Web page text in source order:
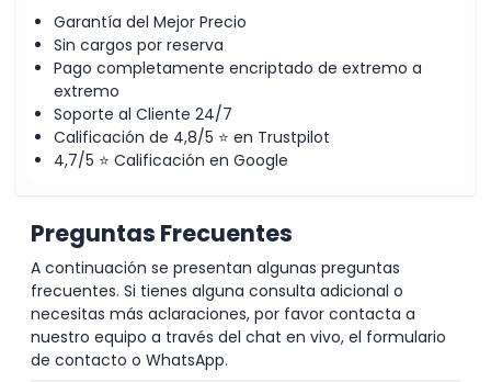
Garantía del Mejor Precio
Sin cargos por reserva
Pago completamente encriptado de extremo a
extremo
Soporte al Cliente 24/7
Calificación de 4,8/5 ⭐ en Trustpilot
4,7/5 ⭐ Calificación en Google
Preguntas Frecuentes
A continuación se presentan algunas preguntas
frecuentes. Si tienes alguna consulta adicional o
necesitas más aclaraciones, por favor contacta a
nuestro equipo a través del chat en vivo, el formulario
de contacto o WhatsApp.